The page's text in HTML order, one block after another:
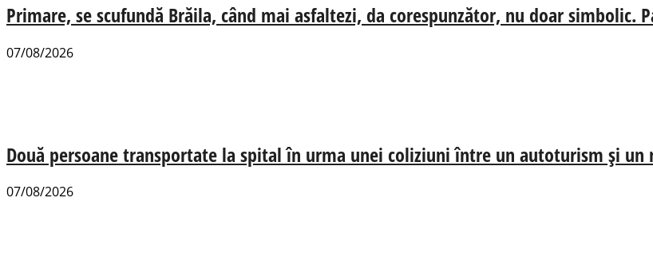
Primare, se scufundă Brăila, când mai asfaltezi, da corespunzător, nu doar simbolic.
07/08/2026
Două persoane transportate la spital în urma unei coliziuni între un autoturism și un
07/08/2026